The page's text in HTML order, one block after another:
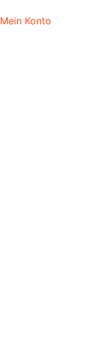
Mein Konto